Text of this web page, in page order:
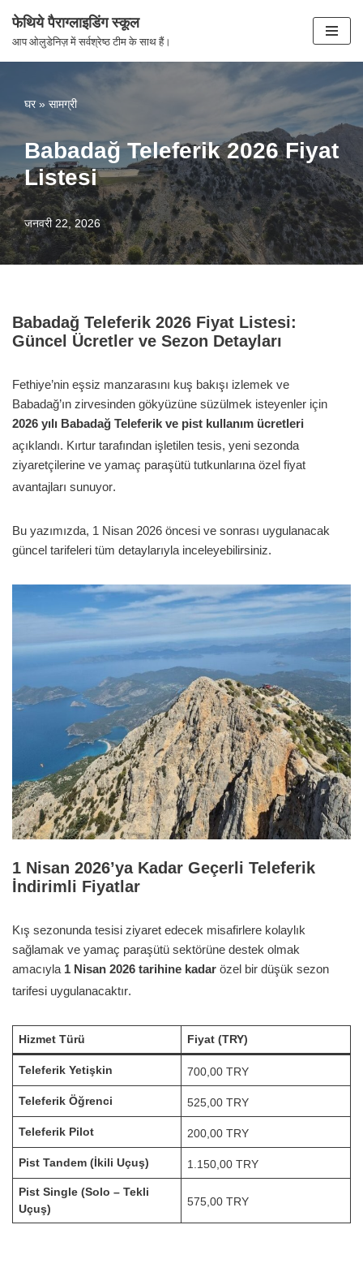
सामग्री
पर
फेथिये पैराग्लाइडिंग स्कूल
आप ओलुडेनिज़ में सर्वश्रेष्ठ टीम के साथ हैं।
घर» सामग्री
Babadağ Teleferik 2026 Fiyat
Listesi
जनवरी 22, 2026
Babadağ Teleferik 2026 Fiyat Listesi:
Güncel Ücretler ve Sezon Detayları
Fethiye’nin eşsiz manzarasını kuş bakışı izlemek ve
Babadağ’ın zirvesinden gökyüzüne süzülmek isteyenler için
2026 yılı Babadağ Teleferik ve pist kullanım ücretleri
açıklandı. Kırtur tarafından işletilen tesis, yeni sezonda
ziyaretçilerine ve yamaç paraşütü tutkunlarına özel fiyat
avantajları sunuyor.
Bu yazımızda, 1 Nisan 2026 öncesi ve sonrası uygulanacak
güncel tarifeleri tüm detaylarıyla inceleyebilirsiniz.
1 Nisan 2026’ya Kadar Geçerli Teleferik
İndirimli Fiyatlar
Kış sezonunda tesisi ziyaret edecek misafirlere kolaylık
sağlamak ve yamaç paraşütü sektörüne destek olmak
amacıyla 1 Nisan 2026 tarihine kadar özel bir düşük sezon
tarifesi uygulanacaktır.
Hizmet Türü Fiyat (TRY)
Teleferik Yetişkin 700,00 TRY
Teleferik Öğrenci 525,00 TRY
Teleferik Pilot 200,00 TRY
Pist Tandem (İkili Uçuş) 1.150,00 TRY
Pist Single (Solo – Tekli
Uçuş)
575,00 TRY